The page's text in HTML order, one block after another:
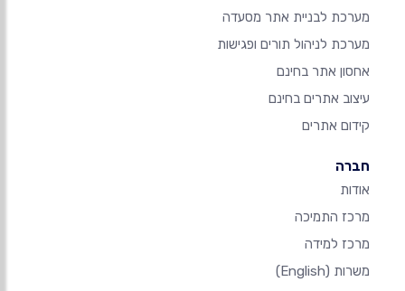
מערכת לבניית אתר מסעדה
מערכת לניהול תורים ופגישות
אחסון אתר בחינם
עיצוב אתרים בחינם
קידום אתרים
חברה
אודות
מרכז התמיכה
מרכז למידה
משרות (English)